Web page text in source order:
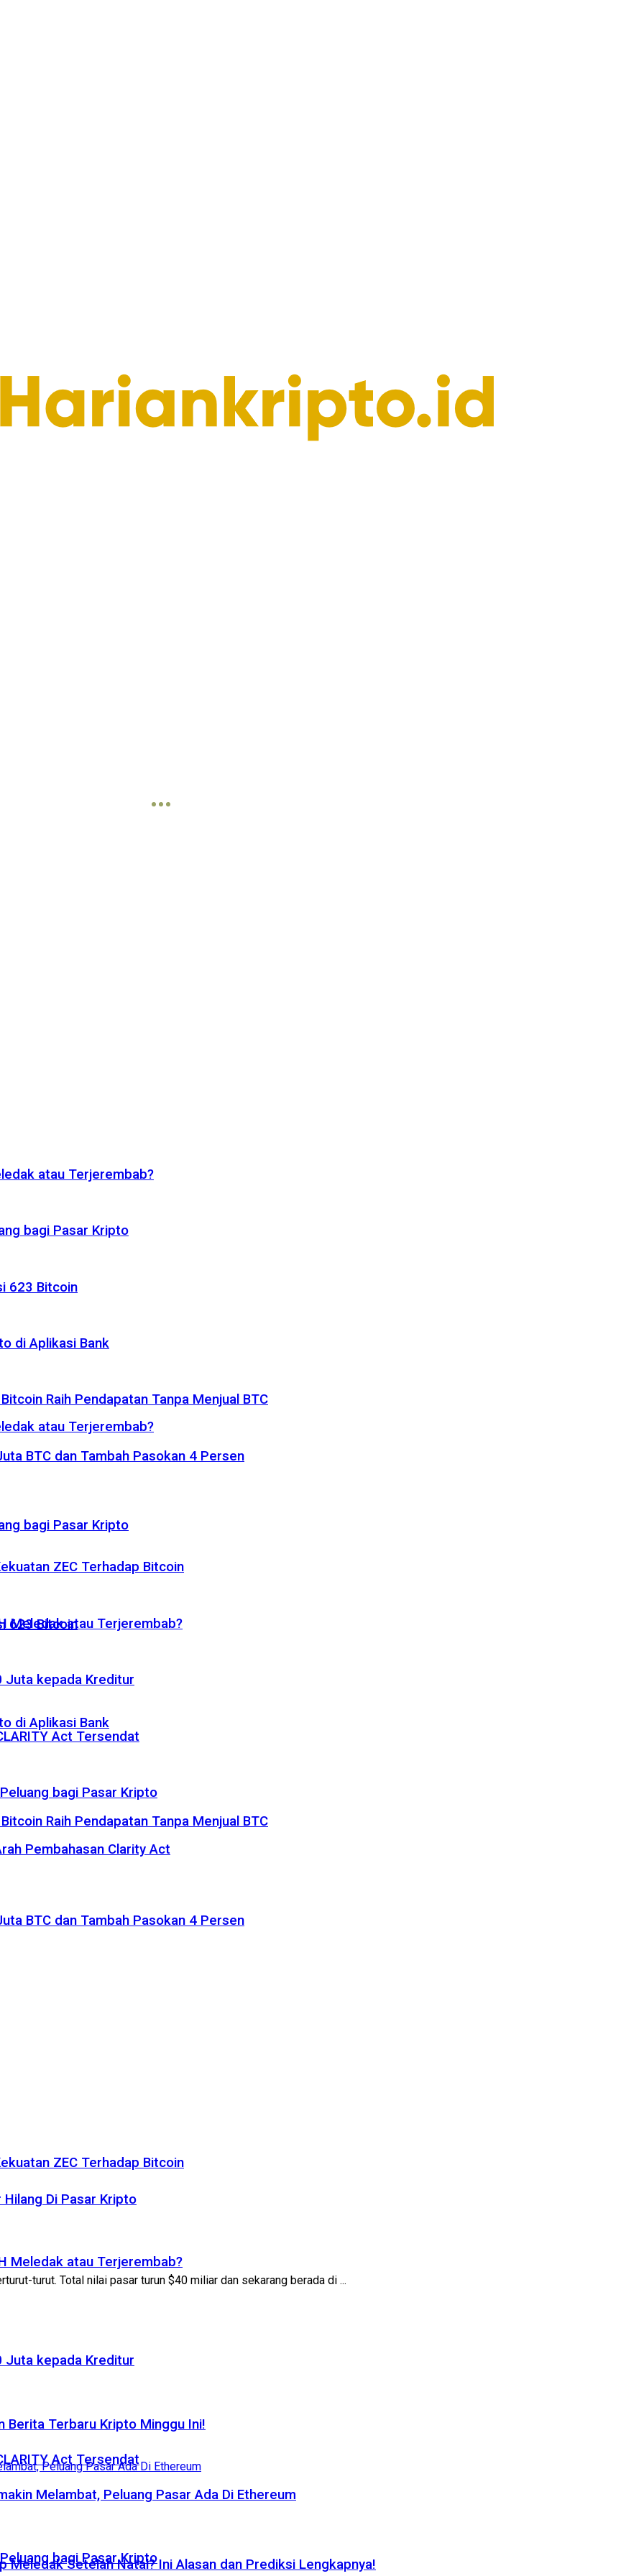
atau Terjerembab?
bagi Pasar Kripto
623 Bitcoin
di Aplikasi Bank
Raih Pendapatan Tanpa Menjual BTC
BTC dan Tambah Pasokan 4 Persen
ZEC Terhadap Bitcoin
Meledak atau Terjerembab?
Juta kepada Kreditur
Act Tersendat
bagi Pasar Kripto
atau Terjerembab?
bagi Pasar Kripto
623 Bitcoin
di Aplikasi Bank
Raih Pendapatan Tanpa Menjual BTC
BTC dan Tambah Pasokan 4 Persen
ZEC Terhadap Bitcoin
Meledak atau Terjerembab?
Juta kepada Kreditur
Act Tersendat
bagi Pasar Kripto
Pembahasan Clarity Act
Di Pasar Kripto
turut. Total nilai pasar turun $40 miliar dan sekarang berada di ...
Berita Terbaru Kripto Minggu Ini!
Melambat, Peluang Pasar Ada Di Ethereum
Meledak Setelah Natal? Ini Alasan dan Prediksi Lengkapnya!